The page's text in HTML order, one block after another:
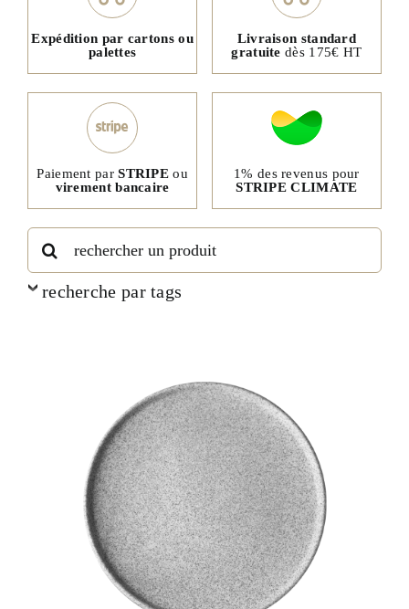
Expédition par cartons ou
palettes
Livraison standard
gratuite dès 175€ HT
Paiement parSTRIPE ou
virement bancaire
1% des revenus pour
STRIPE CLIMATE
Rechercher:
recherche par tags